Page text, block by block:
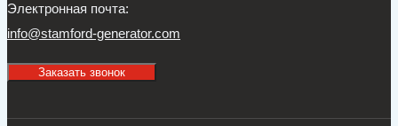
Электронная почта:
info@stamford-generator.com
Заказать звонок